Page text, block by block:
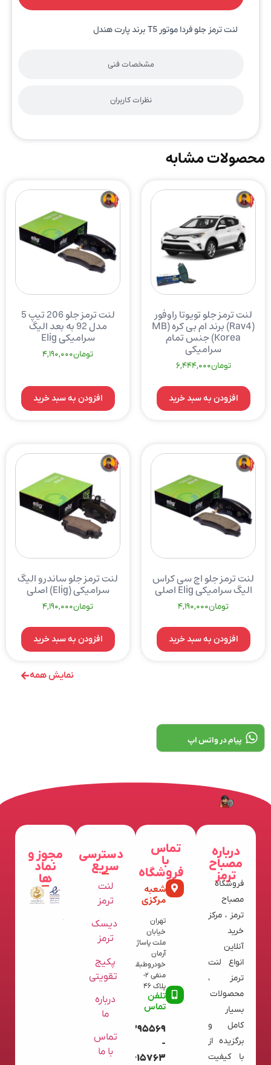
مشخصات فنی
نظرات کاربران
لنت ترمز جلو فردا موتور T5 برند پارت هندل
نمایش همه
محصولات مشابه
لنت ترمز جلو تویوتا راوفور
(Rav4) برند ام بی کره (MB
Korea) جنس تمام
سرامیکی
تومان6,444,000
افزودن به سبد خرید
لنت ترمز جلو 206 تیپ 5
مدل 92 به بعد الیگ
سرامیکی Elig
تومان4,190,000
افزودن به سبد خرید
لنت ترمز جلو اچ سی کراس
الیگ سرامیکی Elig اصلی
تومان4,190,000
افزودن به سبد خرید
لنت ترمز جلو ساندرو الیگ
سرامیکی (Elig) اصلی
تومان4,190,000
افزودن به سبد خرید
پیام در واتس اپ
درباره
مصباح
ترمز
فروشگاه
مصباح
ترمز ، مرکز
خرید
آنلاین
انواع لنت
ترمز ،
محصولات
بسیار
کامل و
برگزیده از
با کیفیت
تماس
با
فروشگاه
شعبه
مرکزی
تهران
خیابان
ملت پاساژ
آرمان
خودروطبقه
منفی 2-
پلاک 46
تلفن
تماس
09120395569
-
02136615763
دسترسی
سریع
لنت
ترمز
دیسک
ترمز
پکیج
تقویتی
درباره
ما
تماس
با ما
مجوز و
نماد
ها